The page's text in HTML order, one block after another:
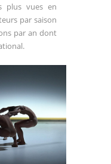
plus vues en
par saison
par an dont